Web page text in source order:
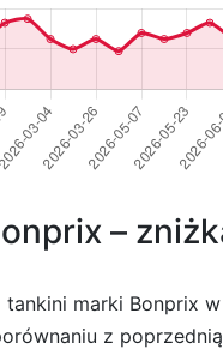
–
marki Bonprix
z